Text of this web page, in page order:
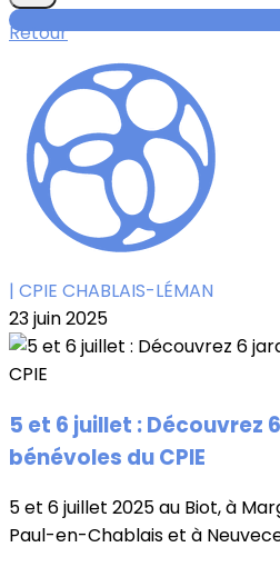
Retour
| CPIE CHABLAIS-LÉMAN
23 juin 2025
5 et 6 juillet : Découvrez
bénévoles du CPIE
5 et 6 juillet 2025 au Biot, à
Paul-en-Chablais et à